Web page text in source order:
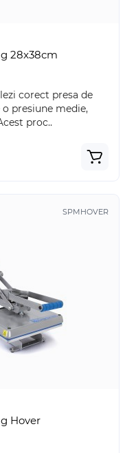
28x38cm
corect presa de
presiune medie,
proc..
SPMHOVER
Hover